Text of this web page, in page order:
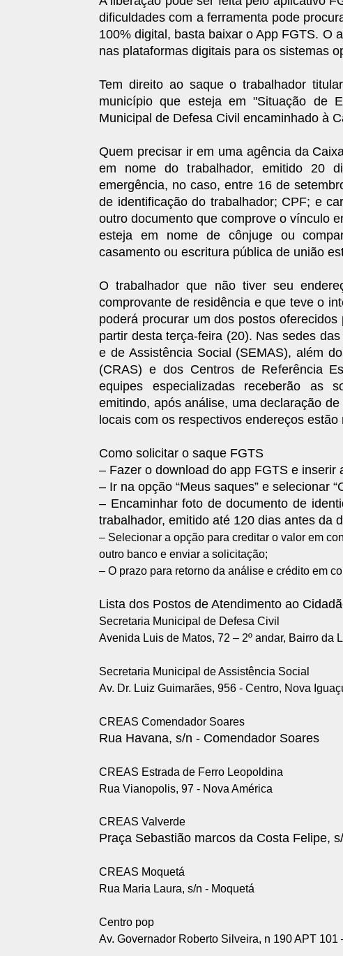
dificuldades com a ferramenta pode
100% digital, basta baixar o App FGTS. O
nas plataformas digitais para os sistemas
Tem direito ao saque o trabalhador
município que esteja em "Situação de
Municipal de Defesa Civil encaminhado à
Quem precisar ir em uma agência da
em nome do trabalhador, emitido 20
emergência, no caso, entre 16 de
de identificação do trabalhador; CPF; e
outro documento que comprove o vínculo
esteja em nome de cônjuge ou
casamento ou escritura pública de união
O trabalhador que não tiver seu
comprovante de residência e que teve o
poderá procurar um dos postos
partir desta terça-feira (20). Nas sedes
e de Assistência Social (SEMAS), além
(CRAS) e dos Centros de Referência
equipes especializadas receberão as
emitindo, após análise, uma declaração
locais com os respectivos endereços
Como solicitar o saque FGTS
– Fazer o download do app FGTS e inserir
– Ir na opção “Meus saques” e selecionar
– Encaminhar foto de documento de
trabalhador, emitido até 120 dias antes da
– Selecionar a opção para creditar o valor em
outro banco e enviar a solicitação;
– O prazo para retorno da análise e crédito em
Lista dos Postos de Atendimento ao
Secretaria Municipal de Defesa Civil
Avenida Luis de Matos, 72 – 2º andar, Bairro da
Secretaria Municipal de Assistência Social
Av. Dr. Luiz Guimarães, 956 - Centro, Nova
CREAS Comendador Soares
Rua Havana, s/n - Comendador Soares
CREAS Estrada de Ferro Leopoldina
Rua Vianopolis, 97 - Nova América
CREAS Valverde
Praça Sebastião marcos da Costa Felipe,
CREAS Moquetá
Rua Maria Laura, s/n - Moquetá
Centro pop
Av. Governador Roberto Silveira, n 190 APT 101